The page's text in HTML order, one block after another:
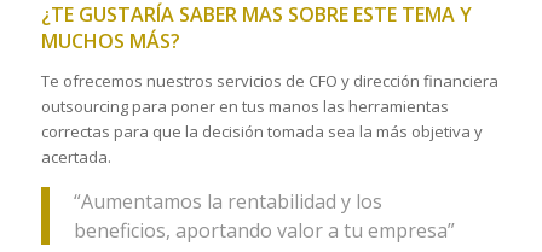
¿TE GUSTARÍA SABER MAS SOBRE ESTE TEMA Y
MUCHOS MÁS?
Te ofrecemos nuestros servicios de CFO y dirección financiera
outsourcing para poner en tus manos las herramientas
correctas para que la decisión tomada sea la más objetiva y
acertada.
“Aumentamos la rentabilidad y los
beneficios, aportando valor a tu empresa”